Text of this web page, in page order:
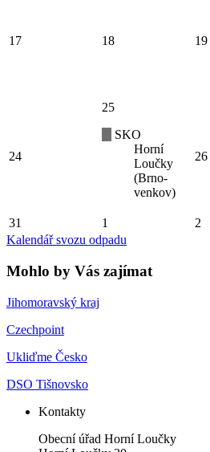
17 18 19
24
25
SKO
Horní
Loučky
(Brno-
venkov)
26
31 1 2
Kalendář svozu odpadu
Mohlo by Vás zajímat
Jihomoravský kraj
Czechpoint
Ukliďme Česko
DSO Tišnovsko
Kontakty
Obecní úřad Horní Loučky